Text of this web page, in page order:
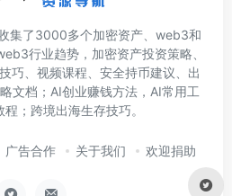
集了3000多个加密资产、web3和
行业趋势，加密资产投资策略、
巧、视频课程、安全持币建议、出
文档；AI创业赚钱方法，AI常用工
；跨境出海生存技巧。
广告合作 关于我们 欢迎捐助